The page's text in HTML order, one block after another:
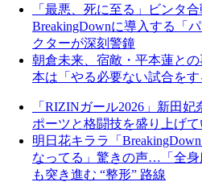
「最悪、死に至る」ビンタ
BreakingDownに導入する「
クターが深刻警鐘
朝倉未来、宿敵・平本蓮と
本は「やる必要ない試合を
「RIZINガール2026」新田
ポーツと格闘技を盛り上げて
明日花キララ「
なってる」驚きの声…「全
も突き進む “整形” 路線